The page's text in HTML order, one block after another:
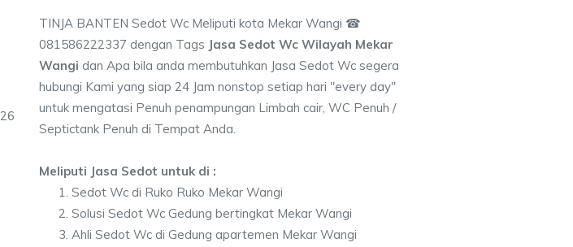
TINJA BANTEN Sedot Wc Meliputi kota Mekar Wangi ☎
081586222337 dengan Tags Jasa Sedot Wc Wilayah Mekar
Wangi dan Apa bila anda membutuhkan Jasa Sedot Wc segera
hubungi Kami yang siap 24 Jam nonstop setiap hari "every day"
untuk mengatasi Penuh penampungan Limbah cair, WC Penuh /
Septictank Penuh di Tempat Anda.
Meliputi Jasa Sedot untuk di :
Sedot Wc di Ruko Ruko Mekar Wangi
Solusi Sedot Wc Gedung bertingkat Mekar Wangi
Ahli Sedot Wc di Gedung apartemen Mekar Wangi